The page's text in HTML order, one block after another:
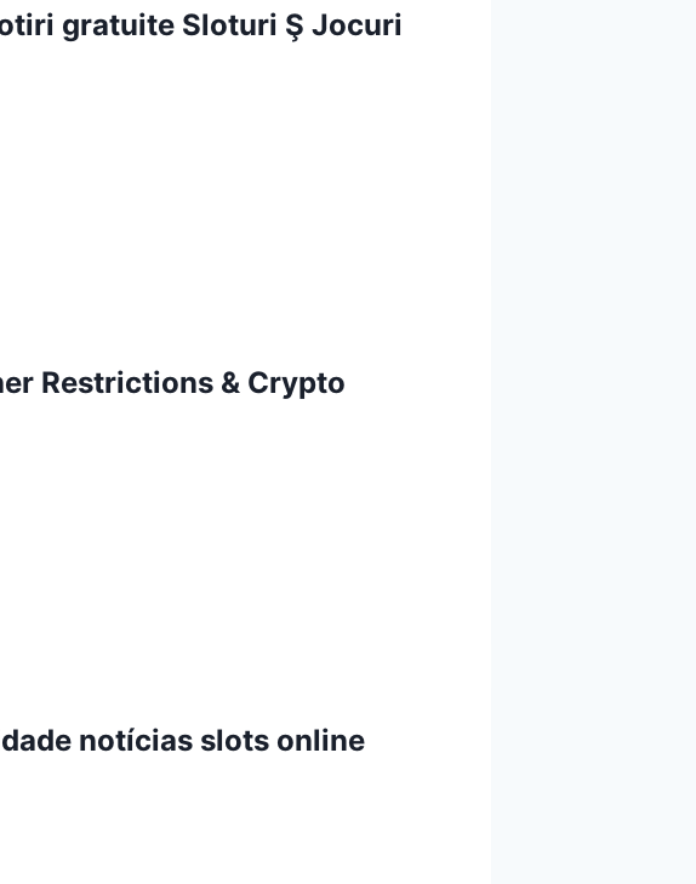
gratuite Sloturi Ş Jocuri
Restrictions & Crypto
notícias slots online